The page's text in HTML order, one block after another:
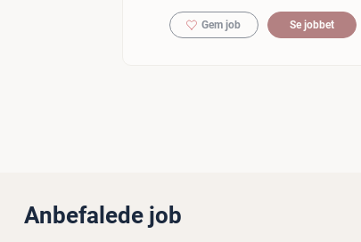
Gem job Se jobbet
Anbefalede job